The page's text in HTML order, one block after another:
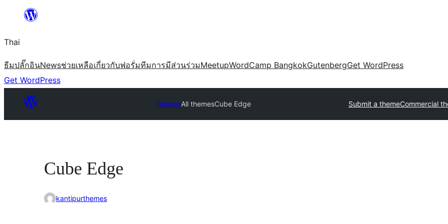
ยัง
เนื้อหา
Thai
ธีมปลั๊กอินNewsช่วยเหลือเกี่ยวกับฟอรั่มทีมการมีส่วนร่วมMeetupWordCamp BangkokGutenbergGet WordPress
Get WordPress
ThemesAll themesCube Edge Submit a themeCommercial
Cube Edge
kantipurthemes